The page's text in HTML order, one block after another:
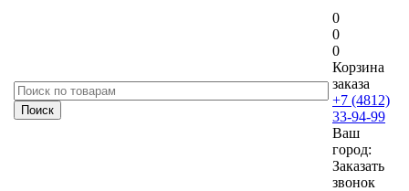
0
0
0
Корзина
заказа
+7 (4812)
33-94-99
Ваш
город:
Заказать
звонок